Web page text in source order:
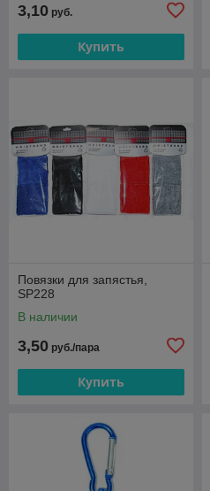
3,10 руб.
Купить
Повязки для запястья,
SP228
В наличии
3,50 руб./пара
Купить